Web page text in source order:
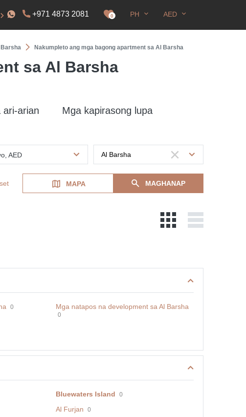
Permiso sa paninirahan
+971 4873 2081 0 PH AED
Barsha Nakumpleto ang mga bagong apartment sa Al Barsha
sa Al Barsha
ari-arian Mga kapirasong lupa
AED
MAPA MAGHANAP
0 Mga natapos na development sa Al Barsha
0
Bluewaters Island 0
Al Furjan 0